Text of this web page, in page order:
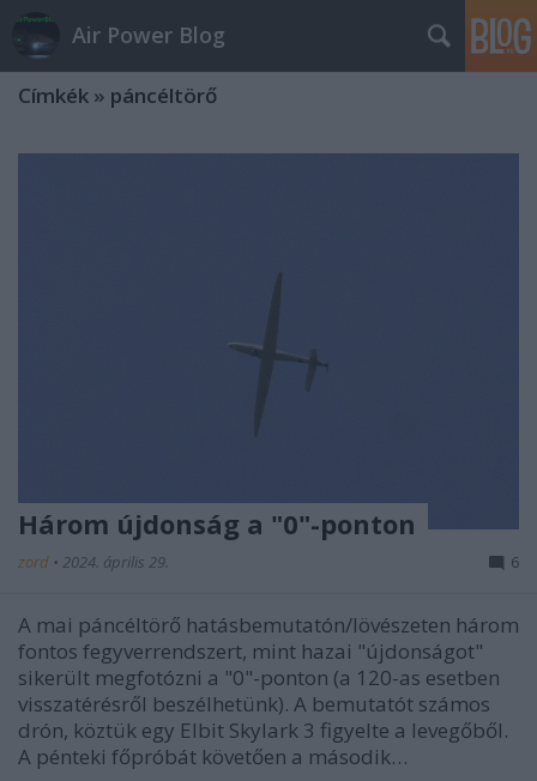
Air Power Blog
Címkék » páncéltörő
Három újdonság a "0"-ponton
zord • 2024. április 29. 6
A mai páncéltörő hatásbemutatón/lövészeten három
fontos fegyverrendszert, mint hazai "újdonságot"
sikerült megfotózni a "0"-ponton (a 120-as esetben
visszatérésről beszélhetünk). A bemutatót számos
drón, köztük egy Elbit Skylark 3 figyelte a levegőből.
A pénteki főpróbát követően a második…